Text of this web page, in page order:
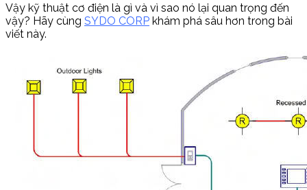
Vậy kỹ thuật cơ điện là gì và vì sao nó lại quan trọng đến
vậy? Hãy cùng SYDO CORP khám phá sâu hơn trong bài
viết này.